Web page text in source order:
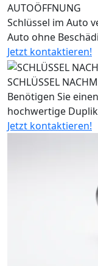
AUTOÖFFNUNG
Schlüssel im Auto
Auto ohne
Jetzt kontaktieren!
SCHLÜSSEL
Benötigen Sie
hochwertige
Jetzt kontaktieren!